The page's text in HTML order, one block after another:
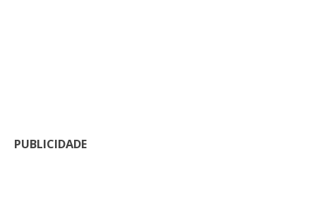
PUBLICIDADE